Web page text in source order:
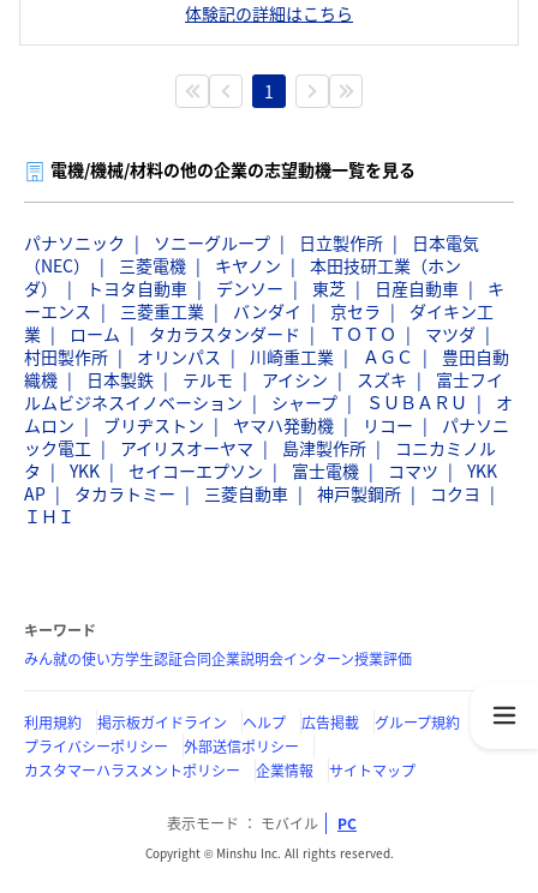
体験記の詳細はこちら
1
電機/機械/材料の他の企業の志望動機一覧を見る
パナソニック ソニーグループ 日立製作所
日本電気
（NEC）
三菱電機 キヤノン
本田技研工業（ホン
ダ）
トヨタ自動車 デンソー 東芝 日産自動車
キ
ーエンス
三菱重工業 バンダイ 京セラ
ダイキン工
業
ローム タカラスタンダード ＴＯＴＯ
マツダ
村田製作所
オリンパス 川崎重工業 ＡＧＣ
豊田自動
織機
日本製鉄 テルモ アイシン スズキ
富士フイ
ルムビジネスイノベーション
シャープ ＳＵＢＡＲＵ
オ
ムロン
ブリヂストン ヤマハ発動機 リコー
パナソニ
ック電工
アイリスオーヤマ 島津製作所
コニカミノル
タ
YKK セイコーエプソン 富士電機 コマツ
YKK
AP
タカラトミー 三菱自動車 神戸製鋼所
コクヨ
ＩＨＩ
キーワード
みん就の使い方学生認証合同企業説明会インターン授業評価
利用規約 掲示板ガイドライン ヘルプ 広告掲載
グループ規約
プライバシーポリシー
外部送信ポリシー
カスタマーハラスメントポリシー
企業情報 サイトマップ
表示モード モバイル PC
Copyright © Minshu Inc. All rights reserved.